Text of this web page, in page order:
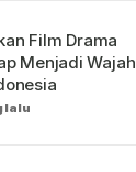
lalu
Film Drama
Menjadi Wajah